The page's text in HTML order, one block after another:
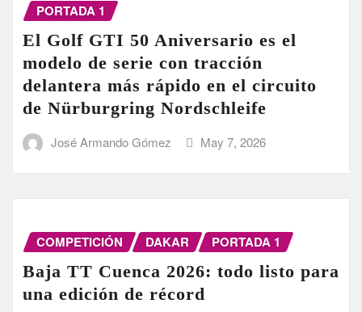
PORTADA 1
El Golf GTI 50 Aniversario es el
modelo de serie con tracción
delantera más rápido en el circuito
de Nürburgring Nordschleife
José Armando Gómez May 7, 2026
COMPETICIÓN DAKAR PORTADA 1
Baja TT Cuenca 2026: todo listo para
una edición de récord